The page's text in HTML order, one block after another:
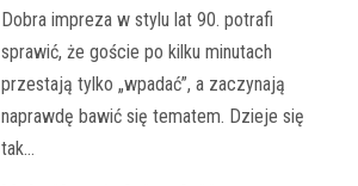
Dobra impreza w stylu lat 90. potrafi
sprawić, że goście po kilku minutach
przestają tylko „wpadać”, a zaczynają
naprawdę bawić się tematem. Dzieje się
tak…